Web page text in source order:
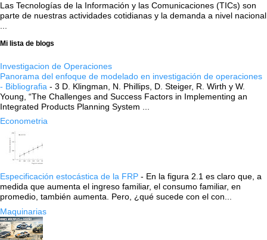
Las Tecnologías de la Información y las Comunicaciones (TICs) son
parte de nuestras actividades cotidianas y la demanda a nivel nacional
Mi lista de blogs
Investigacion de Operaciones
Panorama del enfoque de modelado en investigación de operaciones
- Bibliografia - 3 D. Klingman, N. Phillips, D. Steiger, R. Wirth y W.
Young, “The Challenges and Success Factors in Implementing an
Integrated Products Planning System ...
Econometria
Especificación estocástica de la FRP - En la figura 2.1 es claro que, a
medida que aumenta el ingreso familiar, el consumo familiar, en
promedio, también aumenta. Pero, ¿qué sucede con el con...
Maquinarias